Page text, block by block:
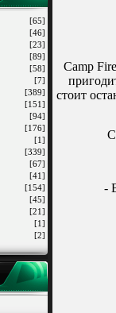
[65]
[46]
[23]
[89]
[58]
[7]
[389]
[151]
[94]
[176]
[1]
[339]
[67]
[41]
[154]
[45]
[21]
[1]
[2]
Camp
стоит
-